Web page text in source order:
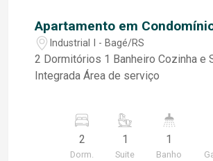
Apartamento em
Industrial I - Bagé/RS
2 Dormitórios 1 Banheiro Cozinha e Sala
Integrada Área de serviço
2
Dorm.
1
Suite
1
Banho